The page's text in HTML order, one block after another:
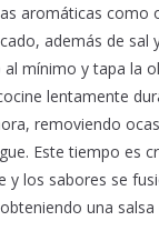
aromáticas como
además de sal
al mínimo y tapa la
lentamente
removiendo
Este tiempo es
y los sabores se
una salsa